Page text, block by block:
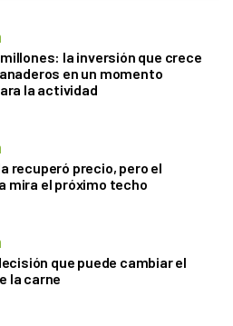
la inversión que crece
en un momento
la actividad
recuperó precio, pero el
mira el próximo techo
que puede cambiar el
la carne